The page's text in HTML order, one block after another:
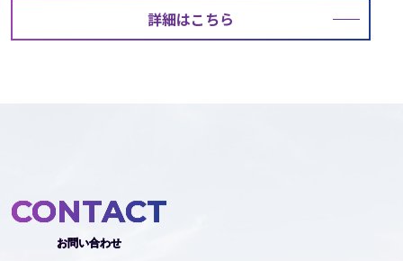
詳細はこちら
CONTACT
お問い合わせ